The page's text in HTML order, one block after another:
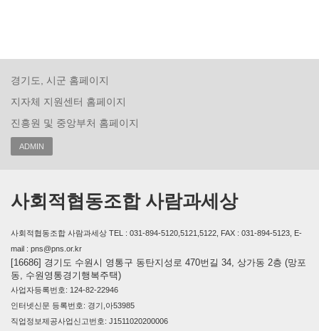
경기도, 시군 홈페이지
지자체 지원센터 홈페이지
진흥원 및 중앙부처 홈페이지
ADMIN
사회적협동조합 사람과세상
사회적협동조합 사람과세상 TEL : 031-894-5120,5121,5122, FAX : 031-894-5123, E-
mail : pns@pns.or.kr
[16686] 경기도 수원시 영통구 동탄지성로 470번길 34, 상가동 2층 (망포
동, 수원영통경기행복주택)
사업자등록번호: 124-82-22946
인터넷신문 등록번호: 경기,아53985
직업정보제공사업신고번호: J1511020200006